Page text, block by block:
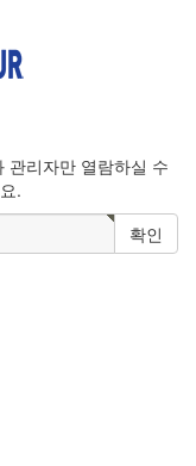
관리자만 열람하실 수
.
확인